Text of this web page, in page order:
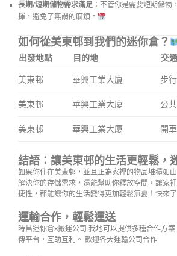
長期/短期儲物需求滿足 ：不管你是需要短期儲
擇，避免了無謂的麻煩。
如何從美東邨到我們的迷你倉？
出發地點 目的地 交
美東邨 華興工業大廈 步行
美東邨 華興工業大廈 公
美東邨 華興工業大廈 開車
結語：讓美東邨的生活更輕鬆，
如果你住在美東邨，並且正為家裡的物品堆積如
解決你的存儲需求，還能幫助你釋放空間，讓家
捷性，都能讓你的生活變得更加輕鬆無憂！快來了
運輸合作，輕鬆運送
時昌迷你倉×搬運公司 我地可以提供多種合作方
傳平台，互助互利。 歡迎各大運輸公司合作